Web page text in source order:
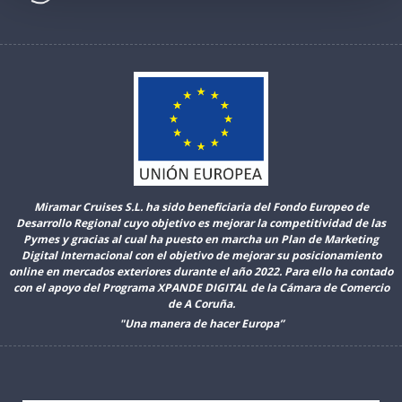
Miramar Cruises S.L. ha sido beneficiaria del Fondo Europeo de
Desarrollo Regional cuyo objetivo es mejorar la competitividad de las
Pymes y gracias al cual ha puesto en marcha un Plan de Marketing
Digital Internacional con el objetivo de mejorar su posicionamiento
online en mercados exteriores durante el año 2022. Para ello ha contado
con el apoyo del Programa XPANDE DIGITAL de la Cámara de Comercio
de A Coruña.
"Una manera de hacer Europa”